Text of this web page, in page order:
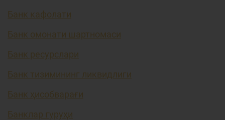
Банк кафолати
Банк омонати шартномаси
Банк ресурслари
Банк тизимининг ликвидлиги
Банк ҳисобварағи
Банклар гуруҳи